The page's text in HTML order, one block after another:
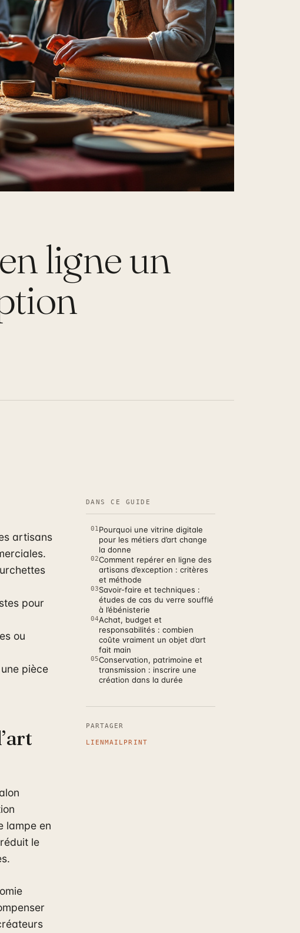
ligne un
artisans
pour
ou
pièce
lampe en
le
DANS CE GUIDE
01Pourquoi une vitrine digitale
pour les métiers d’art change
la donne
02Comment repérer en ligne des
artisans d’exception : critères
et méthode
03Savoir-faire et techniques :
études de cas du verre soufflé
à l’ébénisterie
04Achat, budget et
responsabilités : combien
coûte vraiment un objet d’art
fait main
05Conservation, patrimoine et
transmission : inscrire une
création dans la durée
PARTAGER
LIENMAILPRINT